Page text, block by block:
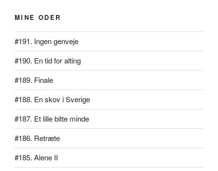
MINE ODER
#191. Ingen genveje
#190. En tid for alting
#189. Finale
#188. En skov i Sverige
#187. Et lille bitte minde
#186. Retræte
#185. Alene II